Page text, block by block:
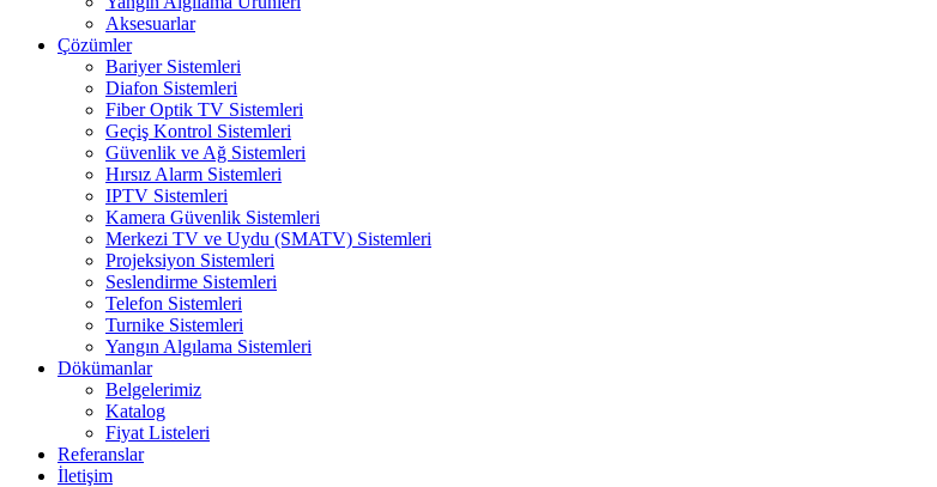
Aksesuarlar
Çözümler
Bariyer Sistemleri
Diafon Sistemleri
Fiber Optik TV Sistemleri
Geçiş Kontrol Sistemleri
Güvenlik ve Ağ Sistemleri
Hırsız Alarm Sistemleri
IPTV Sistemleri
Kamera Güvenlik Sistemleri
Merkezi TV ve Uydu (SMATV) Sistemleri
Projeksiyon Sistemleri
Seslendirme Sistemleri
Telefon Sistemleri
Turnike Sistemleri
Yangın Algılama Sistemleri
Dökümanlar
Belgelerimiz
Katalog
Fiyat Listeleri
Referanslar
İletişim